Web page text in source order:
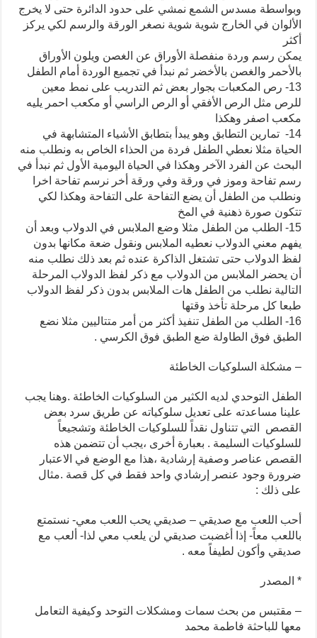
وبواسطة مسدس الشمع نمشي على حدود الدائرة حتى لا يخرج
الألوان في الخارج شوية شوية نصغر الورقة والرسم لكي يركز
أكثر
يمكن رسم وردة منفصلة الأوراق عن الغصن ويلون الأوراق
بالأحمر والغصن بالأخضر ثم نبدأ في تجميع الوردة أمام الطفل
13- رص المكعبات بجوار بعض ثم التدريب على نمط معين
للرص مثل الرص الأفقي أو الرص الراسي أو مكعب احمر يليه
مكعب اصفر وهكذا
14- تمارين التطابق وهو يبدأ بتطابق الأشياء المتشابهة في
الحياة مثلا نعطي الطفل فردة من الحذاء الخاص به ونطلب منه
البحث عن الفرد الآخر وهكذا في الحياة اليومية الأول ثم نبدأ في
رسم تفاحة وموز في ورقة وفي ورقة أخر نرسم تفاحة اخرا
ونطلب من الطفل أن يضع التفاحة على التفاحة وهكذا لكي
تتكون صورة ذهنية في المخ
15- الطلب من الطفل مثلا وضع الملابس في الدولاب وبعد أن
يفهم معني الدولاب نعطيه الملابس ونقول ضعة مكانها بدون
لفظ الدولاب حتى تشتغل الذاكرة عنده ثم بعد ذلك نطلب منه
أن يحضر الملابس من الدولاب مع ذكر لفظ الدولاب المرحلة
التالية نطلب من الطفل هات الملابس بدون ذكر لفظ الدولاب
طبعا كل مرحلة تأخذ وقتها
16- الطلب من الطفل تنفيذ أكثر من أمر متتاليين مثلا نضع
الطبق فوق الطاولة ضع الطبق فوق الكرسي .
– مشكلة السلوكيات الخاطئة
الطفل التوحدي لديه الكثير من السلوكيات الخاطئة .وهنا يجب
علينا مساعدته على تعديل سلوكياته عن طريق سرد بعض
القصص التي تتناول نقداً للسلوكيات الخاطئة وتشجيعاً
للسلوكيات السليمة . بعبارة أخرى ،يجب أن تتضمن هذه
القصص عناصر وصفية إرشادية ،هذا مع الوضع في الاعتبار
ضرورة وجود عنصر إرشادي واحد فقط في كل قصة .مثال
على ذلك :
أحب اللعب مع صديقي – صديقي يحب اللعب معي- نستمتع
باللعب معاً- إذا أغضبت صديقي لن يلعب معي لذا- ألعب مع
صديقي وأكون لطيفاً معه .
* المصدر
– مقتبس من بحث سمات ومشكلات التوحد وكيفية التعامل
معها للباحثة فاطمة محمد